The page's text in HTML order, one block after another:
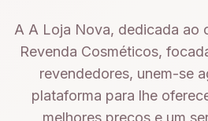
A A Loja Nova, dedicada ao
Revenda Cosméticos,
revendedores, unem-se
plataforma para lhe
melhores preços e um